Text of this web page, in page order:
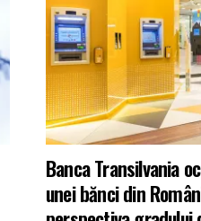
Banca Transilvania
unei bănci din